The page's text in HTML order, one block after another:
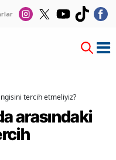
tercih etmeliyiz?
arasındaki